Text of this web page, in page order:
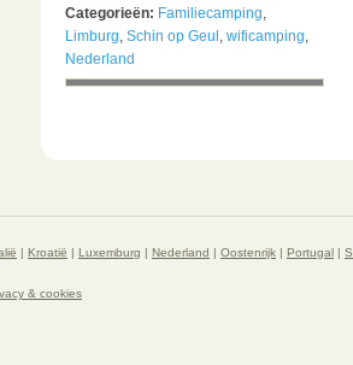
Categorieën: Familiecamping,
Limburg, Schin op Geul , wificamping,
Nederland
| Kroatië | Luxemburg | Nederland | Oostenrijk | Portugal |
& cookies